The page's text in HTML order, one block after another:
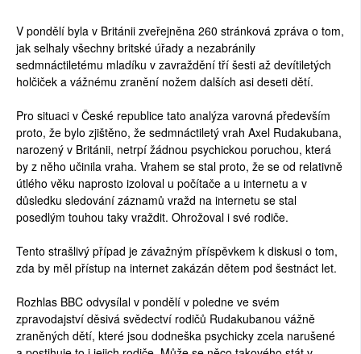
V pondělí byla v Británii zveřejněna 260 stránková zpráva o tom,
jak selhaly všechny britské úřady a nezabránily
sedmnáctiletému mladíku v zavraždění tří šesti až devítiletých
holčiček a vážnému zranění nožem dalších asi deseti dětí.
Pro situaci v České republice tato analýza varovná především
proto, že bylo zjištěno, že sedmnáctiletý vrah Axel Rudakubana,
narozený v Británii, netrpí žádnou psychickou poruchou, která
by z něho učinila vraha. Vrahem se stal proto, že se od relativně
útlého věku naprosto izoloval u počítače a u internetu a v
důsledku sledování záznamů vražd na internetu se stal
posedlým touhou taky vraždit. Ohrožoval i své rodiče.
Tento strašlivý případ je závažným příspěvkem k diskusi o tom,
zda by měl přístup na internet zakázán dětem pod šestnáct let.
Rozhlas BBC odvysílal v pondělí v poledne ve svém
zpravodajství děsivá svědectví rodičů Rudakubanou vážně
zraněných dětí, které jsou dodneška psychicky zcela narušené